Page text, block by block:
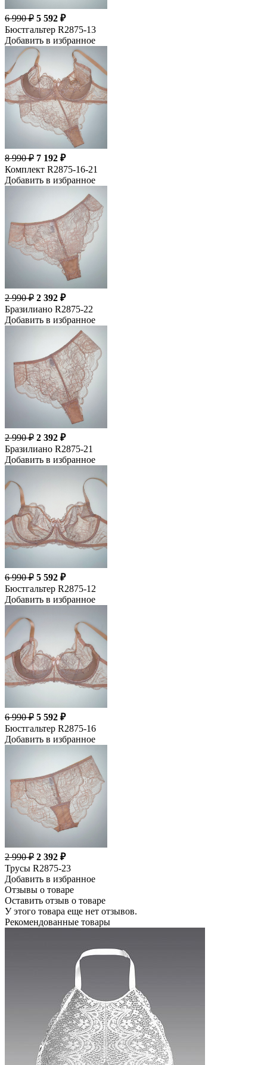
6 990 ₽ 5 592 ₽
Бюстгальтер R2875-13
Добавить в избранное
8 990 ₽ 7 192 ₽
Комплект R2875-16-21
Добавить в избранное
2 990 ₽ 2 392 ₽
Бразилиано R2875-22
Добавить в избранное
2 990 ₽ 2 392 ₽
Бразилиано R2875-21
Добавить в избранное
6 990 ₽ 5 592 ₽
Бюстгальтер R2875-12
Добавить в избранное
6 990 ₽ 5 592 ₽
Бюстгальтер R2875-16
Добавить в избранное
2 990 ₽ 2 392 ₽
Трусы R2875-23
Добавить в избранное
Отзывы о товаре
Оставить отзыв о товаре
У этого товара еще нет отзывов.
Рекомендованные товары